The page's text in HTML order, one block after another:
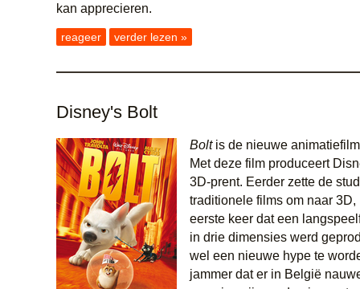
kan apprecieren.
reageer verder lezen »
Disney's Bolt
Boltis de nieuwe
Met deze film produceert
3D-prent. Eerder zette de
traditionele films om naar 3D,
eerste keer dat een
in drie dimensies werd
wel een nieuwe hype te
jammer dat er in België